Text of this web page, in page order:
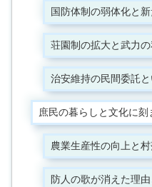
国防体制の弱体化と
荘園制の拡大と武力
治安維持の民間委託
庶民の暮らしと文化に
農業生産性の向上と
防人の歌が消えた理